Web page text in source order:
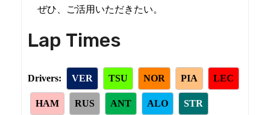
ぜひ、ご活用いただきたい。
Lap Times
Drivers: VER TSU NOR PIA LEC
HAM RUS ANT ALO STR